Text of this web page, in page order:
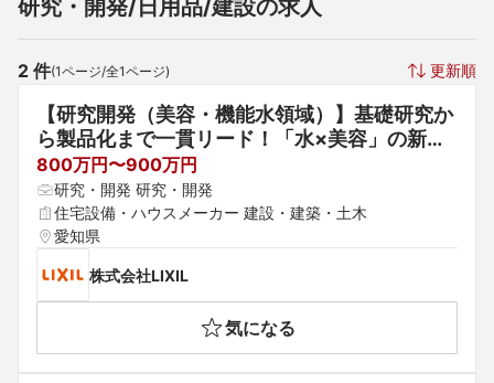
研究・開発/日用品/建設の求人
2 件(1ページ/全1ページ) 更新順
【研究開発（美容・機能水領域）】基礎研究か
ら製品化まで一貫リード！「水×美容」の新た
な価値を創出するR＆Dエンジニア
800万円〜900万円
研究・開発 研究・開発
住宅設備・ハウスメーカー 建設・建築・土木
愛知県
株式会社LIXIL
気になる